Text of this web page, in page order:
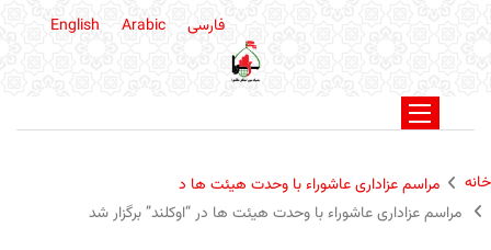
فارسی English Arabic
خانه
مراسم عزاداری عاشوراء با وحدت هیئت ها د
مراسم عزاداری عاشوراء با وحدت هیئت ها در “اوکلند” برگزار شد